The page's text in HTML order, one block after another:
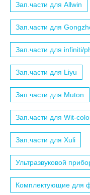
Зап.части для Allwin
Зап.части для
Зап.части для infiniti/
Зап.части для Liyu
Зап.части для Muton
Зап.части для Wit-
Зап.части для Xuli
Ультразвуковой
Комплектующие для